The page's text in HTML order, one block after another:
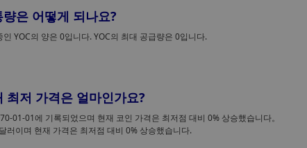
반대하는 시위 도중 최소 37명이 체포됐다. 이 체포 사건들
은 여러 주에서 계획 중이거나 이미 운영 중인 데이터센터
둘러싼 공청회와 시위 도중 발생했다.
Weatherly
요! OpenAI가 Codex Security를 오픈소스로
공개했습니다. AI가 취약점 탐지부터 수정까지
모두 처리해 드립니다.
OpenAI, Codex Security를 오픈소스로 공개: AI 에이전트
활용해 취약점을 실제로 찾아내고, 검증하며, 수정한다
Zoey
은 어떻게 되나요?
YOC의 양은 0입니다. YOC의 최대 공급량은 0입니다.
최저 가격은 얼마인가요?
01-01에 기록되었으며 현재 코인 가격은 최저점 대비 0% 상승했습니다。
러이며 현재 가격은 최저점 대비 0% 상승했습니다.